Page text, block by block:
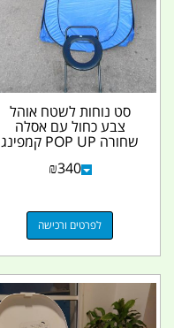
סט נוחות לשטח אוהל
צבע כחול עם אסלה
שחורה POP UP קמפינג
₪340
לפרטים ורכישה